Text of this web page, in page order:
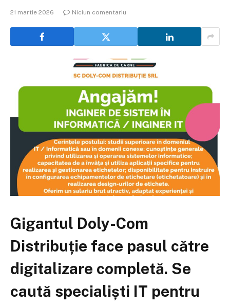
21 martie 2026 Niciun comentariu
Gigantul Doly-Com
Distribuție face pasul către
digitalizare completă. Se
caută specialiști IT pentru